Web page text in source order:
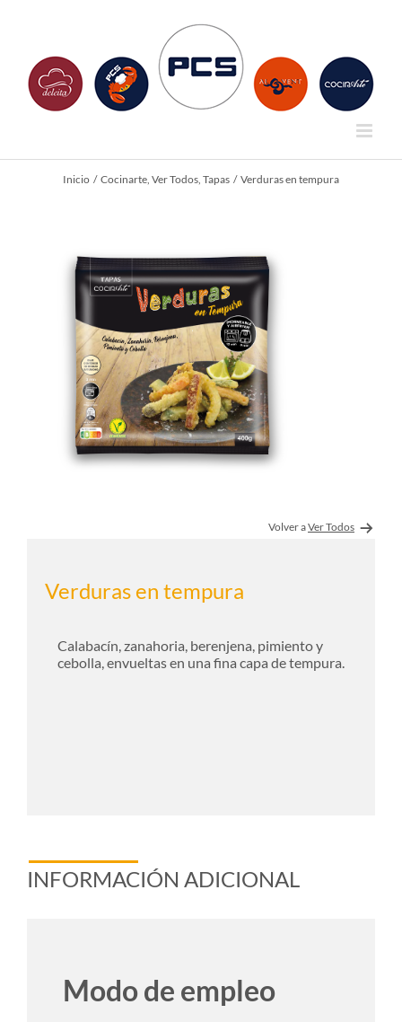
Inicio Cocinarte Ver Todos Tapas Verduras en tempura
Volver aVer Todos
Verduras en tempura
Calabacín, zanahoria, berenjena, pimiento y
cebolla, envueltas en una fina capa de tempura.
INFORMACIÓN ADICIONAL
Modo de empleo